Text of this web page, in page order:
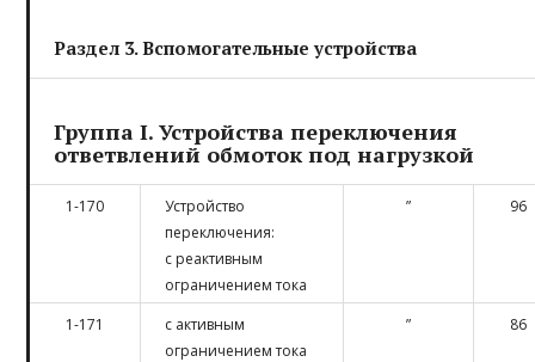
Раздел 3. Вспомогательные устройства
Группа I. Устройства переключения
ответвлений обмоток под нагрузкой
1-170
Устройство
переключения:
с реактивным
ограничением тока
” 96
1-171
с активным
ограничением тока
” 86